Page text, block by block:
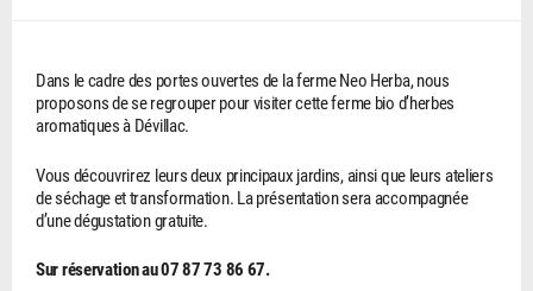
Dans le cadre des portes ouvertes de la ferme Neo Herba, nous
proposons de se regrouper pour visiter cette ferme bio d’herbes
aromatiques à Dévillac.
Vous découvrirez leurs deux principaux jardins, ainsi que leurs ateliers
de séchage et transformation. La présentation sera accompagnée
d’une dégustation gratuite.
Sur réservation au 07 87 73 86 67.